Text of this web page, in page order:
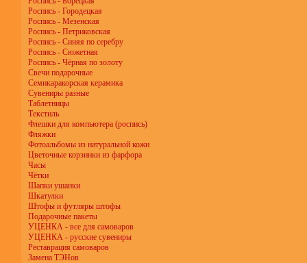
Роспись - Городецкая
Роспись - Мезенская
Роспись - Петриковская
Роспись - Синяя по серебру
Роспись - Сюжетная
Роспись - Чёрная по золоту
Свечи подарочные
Семикаракорская керамика
Сувениры разные
Таблетницы
Текстиль
Флешки для компьютера (роспись)
Фляжки
Фотоальбомы из натуральной кожи
Цветочные корзинки из фарфора
Часы
Чётки
Шапки ушанки
Шкатулки
Штофы и футляры штофы
Подарочные пакеты
УЦЕНКА - все для самоваров
УЦЕНКА - русские сувениры
Реставрация самоваров
Замена ТЭНов